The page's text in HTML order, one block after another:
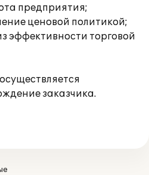
предприятия;
ценовой политикой;
эффективности торговой
заказчика.